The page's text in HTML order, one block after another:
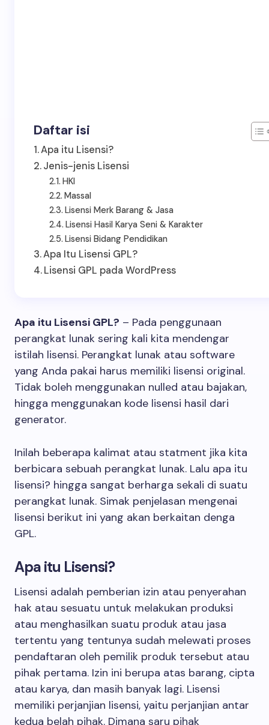
Daftar isi
Apa itu Lisensi?
Jenis-jenis Lisensi
HKI
Massal
Lisensi Merk Barang & Jasa
Lisensi Hasil Karya Seni & Karakter
Lisensi Bidang Pendidikan
Apa Itu Lisensi GPL?
Lisensi GPL pada WordPress
Apa itu Lisensi GPL? – Pada penggunaan
perangkat lunak sering kali kita mendengar
istilah lisensi. Perangkat lunak atau software
yang Anda pakai harus memiliki lisensi original.
Tidak boleh menggunakan nulled atau bajakan,
hingga menggunakan kode lisensi hasil dari
generator.
Inilah beberapa kalimat atau statment jika kita
berbicara sebuah perangkat lunak. Lalu apa itu
lisensi? hingga sangat berharga sekali di suatu
perangkat lunak. Simak penjelasan mengenai
lisensi berikut ini yang akan berkaitan denga
GPL.
Apa itu Lisensi?
Lisensi adalah pemberian izin atau penyerahan
hak atau sesuatu untuk melakukan produksi
atau menghasilkan suatu produk atau jasa
tertentu yang tentunya sudah melewati proses
pendaftaran oleh pemilik produk tersebut atau
pihak pertama. Izin ini berupa atas barang, cipta
atau karya, dan masih banyak lagi. Lisensi
memiliki perjanjian lisensi, yaitu perjanjian antar
kedua belah pihak. Dimana saru pihak